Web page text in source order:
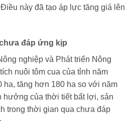
này đã tạo áp lực tăng giá lên
đáp ứng kịp
nghiệp và Phát triển Nông
nuôi tôm cua của tỉnh năm
ha, tăng hơn 180 ha so với năm
hưởng của thời tiết bất lợi, sản
trong thời gian qua chưa đáp